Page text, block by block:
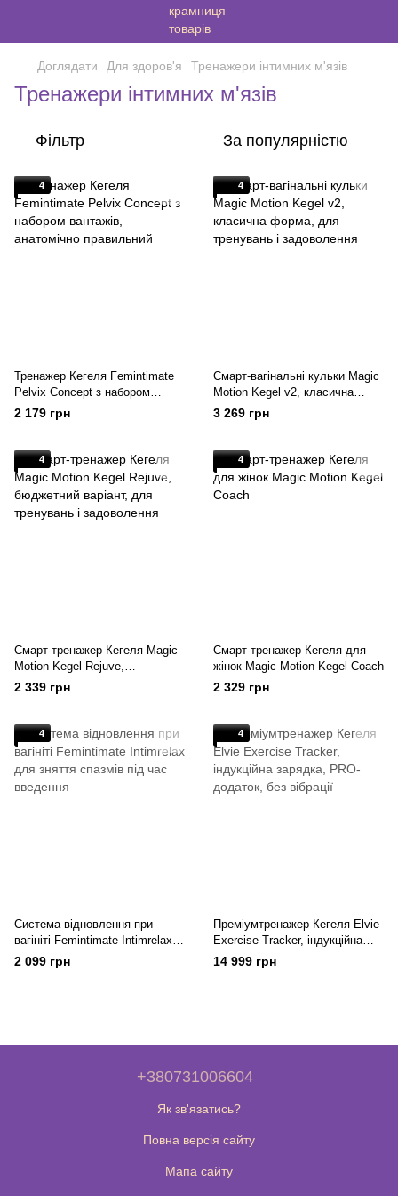
Доглядати Для здоров'я Тренажери інтимних м'язів
Тренажери інтимних м'язів
Фільтр За популярністю
4
Тренажер Кегеля Femintimate
Pelvix Concept з набором
вантажів, анатомічно
правильний
2 179 грн
4
Смарт-вагінальні кульки Magic
Motion Kegel v2, класична
форма, для тренувань і
задоволення
3 269 грн
4
Смарт-тренажер Кегеля Magic
Motion Kegel Rejuve,
бюджетний варіант, для
тренувань і задоволення
2 339 грн
4
Смарт-тренажер Кегеля для
жінок Magic Motion Kegel Coach
2 329 грн
4
Система відновлення при
вагініті Femintimate Intimrelax
для зняття спазмів під час
введення
2 099 грн
4
Преміумтренажер Кегеля Elvie
Exercise Tracker, індукційна
зарядка, PRO-додаток, без
14 999 грн
+380731006604
Як зв'язатись?
Повна версія сайту
Мапа сайту